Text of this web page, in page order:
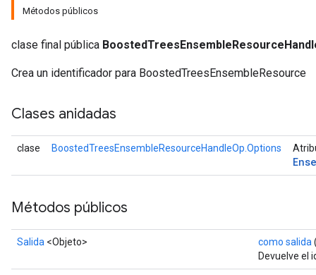
Métodos públicos
clase final pública
Crea un identificador para BoostedTreesEnsembleResource
Clases anidadas
clase BoostedTreesEnsembleResourceHandleOp.Options
Métodos públicos
Salida <Objeto> como salida
Devuelve el